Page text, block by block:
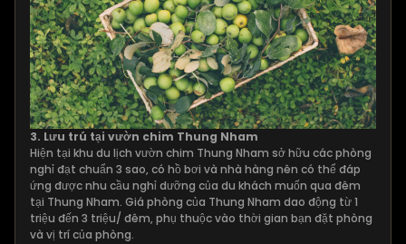
3. Lưu trú tại vườn chim Thung Nham
Hiện tại khu du lịch vườn chim Thung Nham sở hữu các phòng
nghỉ đạt chuẩn 3 sao, có hồ bơi và nhà hàng nên có thể đáp
ứng được nhu cầu nghỉ dưỡng của du khách muốn qua đêm
tại Thung Nham. Giá phòng của Thung Nham dao động từ 1
triệu đến 3 triệu/ đêm, phụ thuộc vào thời gian bạn đặt phòng
và vị trí của phòng.